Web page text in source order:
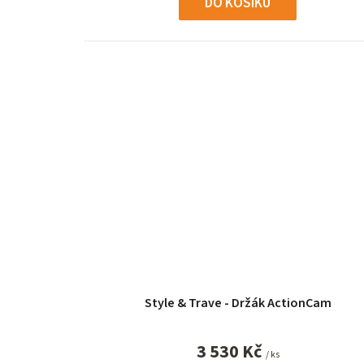
Style & Trave - Držák ActionCam
3 530 Kč / ks